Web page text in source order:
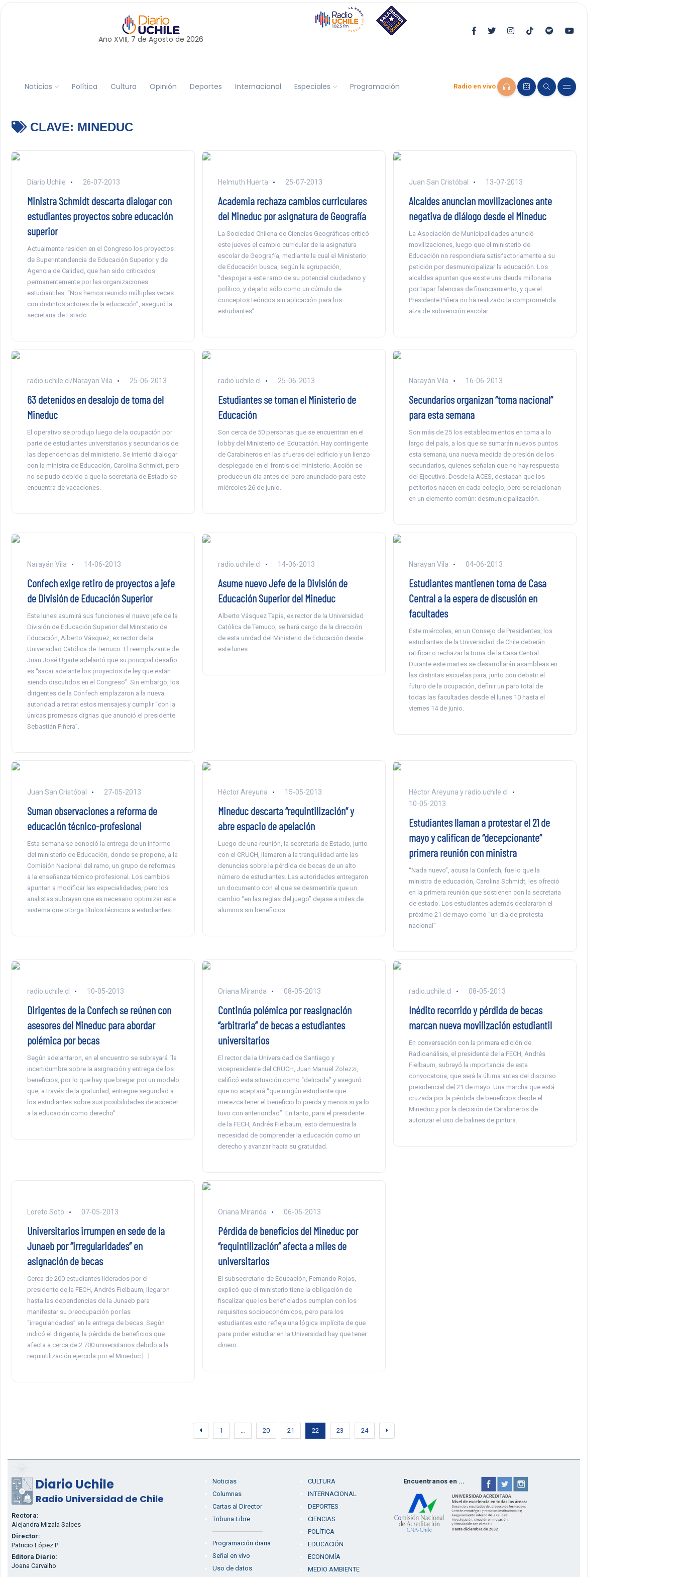
Año XVIII, 7 de Agosto de 2026
Noticias Política Cultura Opinión Deportes Internacional Especiales Programación Radio en vivo
CLAVE: MINEDUC
Diario Uchile 26-07-2013
Ministra Schmidt descarta dialogar con
estudiantes proyectos sobre educación
superior
Actualmente residen en el Congreso los proyectos
de Superintendencia de Educación Superior y de
Agencia de Calidad, que han sido criticados
permanentemente por las organizaciones
estudiantiles. “Nos hemos reunido múltiples veces
con distintos actores de la educación”, aseguró la
secretaria de Estado.
Helmuth Huerta 25-07-2013
Academia rechaza cambios curriculares
del Mineduc por asignatura de Geografía
La Sociedad Chilena de Ciencias Geográficas criticó
este jueves el cambio curricular de la asignatura
escolar de Geografía, mediante la cual el Ministerio
de Educación busca, según la agrupación,
“despojar a este ramo de su potencial ciudadano y
político, y dejarlo sólo como un cúmulo de
conceptos teóricos sin aplicación para los
estudiantes”.
Juan San Cristóbal 13-07-2013
Alcaldes anuncian movilizaciones ante
negativa de diálogo desde el Mineduc
La Asociación de Municipalidades anunció
movilizaciones, luego que el ministerio de
Educación no respondiera satisfactoriamente a su
petición por desmunicipalizar la educación. Los
alcaldes apuntan que existe una deuda millonaria
por tapar falencias de financiamiento, y que el
Presidente Piñera no ha realizado la comprometida
alza de subvención escolar.
radio.uchile.cl/Narayan Vila 25-06-2013
63 detenidos en desalojo de toma del
Mineduc
El operativo se produjo luego de la ocupación por
parte de estudiantes universitarios y secundarios de
las dependencias del ministerio. Se intentó dialogar
con la ministra de Educación, Carolina Schmidt, pero
no se pudo debido a que la secretaria de Estado se
encuentra de vacaciones.
radio.uchile.cl 25-06-2013
Estudiantes se toman el Ministerio de
Educación
Son cerca de 50 personas que se encuentran en el
lobby del Ministerio del Educación. Hay contingente
de Carabineros en las afueras del edificio y un lienzo
desplegado en el frontis del ministerio. Acción se
produce un día antes del paro anunciado para este
miércoles 26 de junio.
Narayán Vila 16-06-2013
Secundarios organizan “toma nacional”
para esta semana
Son más de 25 los establecimientos en toma a lo
largo del país, a los que se sumarán nuevos puntos
esta semana, una nueva medida de presión de los
secundarios, quienes señalan que no hay respuesta
del Ejecutivo. Desde la ACES, destacan que los
petitorios nacen en cada colegio, pero se relacionan
en un elemento común: desmunicipalización.
Narayán Vila 14-06-2013
Confech exige retiro de proyectos a jefe
de División de Educación Superior
Este lunes asumirá sus funciones el nuevo jefe de la
División de Educación Superior del Ministerio de
Educación, Alberto Vásquez, ex rector de la
Universidad Católica de Temuco. El reemplazante de
Juan José Ugarte adelantó que su principal desafío
es “sacar adelante los proyectos de ley que están
siendo discutidos en el Congreso”. Sin embargo, los
dirigentes de la Confech emplazaron a la nueva
autoridad a retirar estos mensajes y cumplir “con la
únicas promesas dignas que anunció el presidente
Sebastián Piñera”.
radio.uchile.cl 14-06-2013
Asume nuevo Jefe de la División de
Educación Superior del Mineduc
Alberto Vásquez Tapia, ex rector de la Universidad
Católica de Temuco, se hará cargo de la dirección
de esta unidad del Ministerio de Educación desde
este lunes.
Narayan Vila 04-06-2013
Estudiantes mantienen toma de Casa
Central a la espera de discusión en
facultades
Este miércoles, en un Consejo de Presidentes, los
estudiantes de la Universidad de Chile deberán
ratificar o rechazar la toma de la Casa Central.
Durante este martes se desarrollarán asambleas en
las distintas escuelas para, junto con debatir el
futuro de la ocupación, definir un paro total de
todas las facultades desde el lunes 10 hasta el
viernes 14 de junio.
Juan San Cristóbal 27-05-2013
Suman observaciones a reforma de
educación técnico-profesional
Esta semana se conoció la entrega de un informe
del ministerio de Educación, donde se propone, a la
Comisión Nacional del ramo, un grupo de reformas
a la enseñanza técnico profesional. Los cambios
apuntan a modificar las especialidades, pero los
analistas subrayan que es necesario optimizar este
sistema que otorga títulos técnicos a estudiantes.
Héctor Areyuna 15-05-2013
Mineduc descarta “requintilización” y
abre espacio de apelación
Luego de una reunión, la secretaria de Estado, junto
con el CRUCH, llamaron a la tranquilidad ante las
denuncias sobre la pérdida de becas de un alto
número de estudiantes. Las autoridades entregaron
un documento con el que se desmentiría que un
cambio “en las reglas del juego” dejase a miles de
alumnos sin beneficios.
Héctor Areyuna y radio.uchile.cl
10-05-2013
Estudiantes llaman a protestar el 21 de
mayo y califican de “decepcionante”
primera reunión con ministra
“Nada nuevo”, acusa la Confech, fue lo que la
ministra de educación, Carolina Schmidt, les ofreció
en la primera reunión que sostienen con la secretaria
de estado. Los estudiantes además declararon el
próximo 21 de mayo como “un día de protesta
nacional”
radio.uchile.cl 10-05-2013
Dirigentes de la Confech se reúnen con
asesores del Mineduc para abordar
polémica por becas
Según adelantaron, en el encuentro se subrayará “la
incertidumbre sobre la asignación y entrega de los
beneficios, por lo que hay que bregar por un modelo
que, a través de la gratuidad, entregue seguridad a
los estudiantes sobre sus posibilidades de acceder
a la educación como derecho”.
Oriana Miranda 08-05-2013
Continúa polémica por reasignación
“arbitraria” de becas a estudiantes
universitarios
El rector de la Universidad de Santiago y
vicepresidente del CRUCH, Juan Manuel Zolezzi,
calificó esta situación como “delicada” y aseguró
que no aceptará “que ningún estudiante que
merezca tener el beneficio lo pierda y menos si ya lo
tuvo con anterioridad”. En tanto, para el presidente
de la FECH, Andrés Fielbaum, esto demuestra la
necesidad de comprender la educación como un
derecho y avanzar hacia su gratuidad.
radio.uchile.cl 08-05-2013
Inédito recorrido y pérdida de becas
marcan nueva movilización estudiantil
En conversación con la primera edición de
Radioanálisis, el presidente de la FECH, Andrés
Fielbaum, subrayó la importancia de esta
convocatoria, que será la última antes del discurso
presidencial del 21 de mayo. Una marcha que está
cruzada por la pérdida de beneficios desde el
Mineduc y por la decisión de Carabineros de
autorizar el uso de balines de pintura.
Loreto Soto 07-05-2013
Universitarios irrumpen en sede de la
Junaeb por “irregularidades” en
asignación de becas
Cerca de 200 estudiantes liderados por el
presidente de la FECH, Andrés Fielbaum, llegaron
hasta las dependencias de la Junaeb para
manifestar su preocupación por las
“irregularidades” en la entrega de becas. Según
indicó el dirigente, la pérdida de beneficios que
afecta a cerca de 2.700 universitarios debido a la
requintilización ejercida por el Mineduc […]
Oriana Miranda 06-05-2013
Pérdida de beneficios del Mineduc por
“requintilización” afecta a miles de
universitarios
El subsecretario de Educación, Fernando Rojas,
explicó que el ministerio tiene la obligación de
fiscalizar que los beneficiados cumplan con los
requisitos socioeconómicos, pero para los
estudiantes esto refleja una lógica implícita de que
para poder estudiar en la Universidad hay que tener
dinero.
1 … 20 21 22 23 24
Diario Uchile
Radio Universidad de Chile
Rectora:
Alejandra Mizala Salces
Director:
Patricio López P.
Editora Diario:
Joana Carvalho
Noticias
Columnas
Cartas al Director
Tribuna Libre
Programación diaria
Señal en vivo
Uso de datos
CULTURA
INTERNACIONAL
DEPORTES
CIENCIAS
POLÍTICA
EDUCACIÓN
ECONOMÍA
MEDIO AMBIENTE
Encuentranos en ...